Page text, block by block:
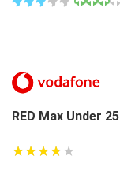
RED Max Under 25
★★★★★
★★★★★